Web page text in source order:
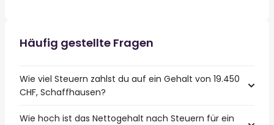
Häufig gestellte Fragen
Wie viel Steuern zahlst du auf ein Gehalt von 19.450
CHF, Schaffhausen?
Wie hoch ist das Nettogehalt nach Steuern für ein